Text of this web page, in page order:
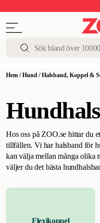
Hem /Hund /Halsband, Koppel &
Hos oss på ZOO.se hittar du
tillfällen. Vi har halsband för
kan välja mellan många olika
väljer du det bästa
Det är en stor del av din
Flexikoppel